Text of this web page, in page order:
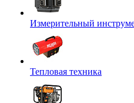
Измерительный
Тепловая техника